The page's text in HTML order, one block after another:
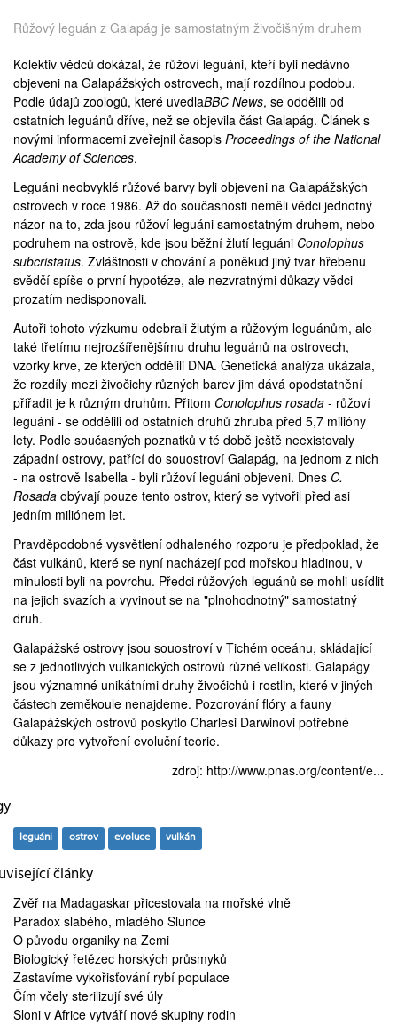
Růžový leguán z Galapág je samostatným živočišným druhem
Kolektiv vědců dokázal, že růžoví leguáni, kteří byli nedávno
objeveni na Galapážských ostrovech, mají rozdílnou podobu.
Podle údajů zoologů, které uvedlaBBC News, se oddělili od
ostatních leguánů dříve, než se objevila část Galapág. Článek s
novými informacemi zveřejnil časopis Proceedings of the National
Academy of Sciences.
Leguáni neobvyklé růžové barvy byli objeveni na Galapážských
ostrovech v roce 1986. Až do současnosti neměli vědci jednotný
názor na to, zda jsou růžoví leguáni samostatným druhem, nebo
podruhem na ostrově, kde jsou běžní žlutí leguáni Conolophus
subcristatus. Zvláštnosti v chování a poněkud jiný tvar hřebenu
svědčí spíše o první hypotéze, ale nezvratnými důkazy vědci
prozatím nedisponovali.
Autoři tohoto výzkumu odebrali žlutým a růžovým leguánům, ale
také třetímu nejrozšířenějšímu druhu leguánů na ostrovech,
vzorky krve, ze kterých oddělili DNA. Genetická analýza ukázala,
že rozdíly mezi živočichy různých barev jim dává opodstatnění
přiřadit je k různým druhům. Přitom Conolophus rosada - růžoví
leguáni - se oddělili od ostatních druhů zhruba před 5,7 milióny
lety. Podle současných poznatků v té době ještě neexistovaly
západní ostrovy, patřící do souostroví Galapág, na jednom z nich
- na ostrově Isabella - byli růžoví leguáni objeveni. Dnes C.
Rosada obývají pouze tento ostrov, který se vytvořil před asi
jedním miliónem let.
Pravděpodobné vysvětlení odhaleného rozporu je předpoklad, že
část vulkánů, které se nyní nacházejí pod mořskou hladinou, v
minulosti byli na povrchu. Předci růžových leguánů se mohli usídlit
na jejich svazích a vyvinout se na "plnohodnotný" samostatný
druh.
Galapážské ostrovy jsou souostroví v Tichém oceánu, skládající
se z jednotlivých vulkanických ostrovů různé velikosti. Galapágy
jsou významné unikátními druhy živočichů i rostlin, které v jiných
částech zeměkoule nenajdeme. Pozorování flóry a fauny
Galapážských ostrovů poskytlo Charlesi Darwinovi potřebné
důkazy pro vytvoření evoluční teorie.
zdroj: http://www.pnas.org/content/e...
leguáni ostrov evoluce vulkán
články
Zvěř na Madagaskar přicestovala na mořské vlně
Paradox slabého, mladého Slunce
O původu organiky na Zemi
Biologický řetězec horských průsmyků
Zastavíme vykořisťování rybí populace
Čím včely sterilizují své úly
Sloni v Africe vytváří nové skupiny rodin